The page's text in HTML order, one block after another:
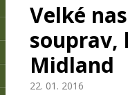
Velké
souprav,
Midland
22. 01. 2016